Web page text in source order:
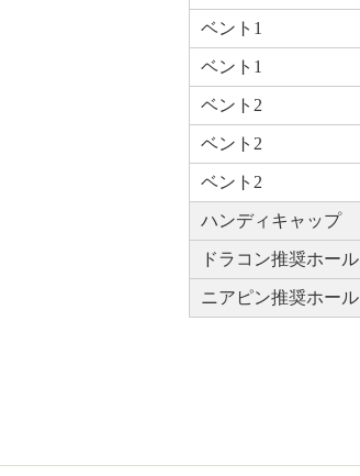
ベント1
ベント1
ベント2
ベント2
ベント2
ハンディキャップ
ドラコン推奨ホール
ニアピン推奨ホール